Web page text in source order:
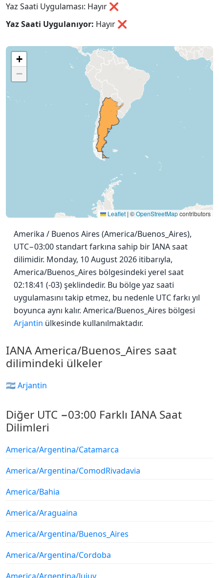
Yaz Saati Uygulaması: Hayır ❌
Yaz Saati Uygulanıyor: Hayır ❌
+
−
Leaflet | ©OpenStreetMapcontributors
Amerika / Buenos Aires (America/Buenos_Aires),
UTC−03:00 standart farkına sahip bir IANA saat
dilimidir. Monday, 10 August 2026 itibarıyla,
America/Buenos_Aires bölgesindeki yerel saat
02:18:41 (-03) şeklindedir. Bu bölge yaz saati
uygulamasını takip etmez, bu nedenle UTC farkı yıl
boyunca aynı kalır. America/Buenos_Aires bölgesi
Arjantin ülkesinde kullanılmaktadır.
IANA America/Buenos_Aires saat
dilimindeki ülkeler
🇦🇷 Arjantin
Diğer UTC −03:00 Farklı IANA Saat
Dilimleri
America/Argentina/Catamarca
America/Argentina/ComodRivadavia
America/Bahia
America/Araguaina
America/Argentina/Buenos_Aires
America/Argentina/Cordoba